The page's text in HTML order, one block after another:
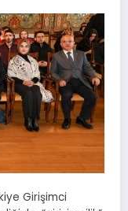
Girişimci